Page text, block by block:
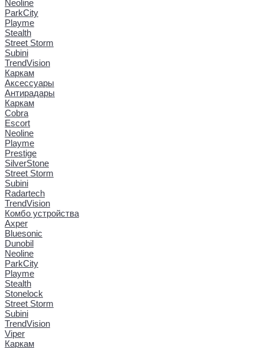
Neoline
ParkCity
Playme
Stealth
Street Storm
Subini
TrendVision
Каркам
Аксессуары
Антирадары
Каркам
Cobra
Escort
Neoline
Playme
Prestige
SilverStone
Street Storm
Subini
Radartech
TrendVision
Комбо устройства
Axper
Bluesonic
Dunobil
Neoline
ParkCity
Playme
Stealth
Stonelock
Street Storm
Subini
TrendVision
Viper
Каркам